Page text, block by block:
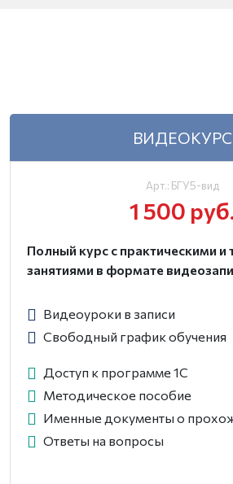
ВИДЕОКУРС
Арт.: БГУ5-вид
1 500
Полный курс с практическими и
занятиями в формате
Видеоуроки в записи
Свободный график обучения
Доступ к программе 1С
Методическое пособие
Именные документы о
Ответы на вопросы